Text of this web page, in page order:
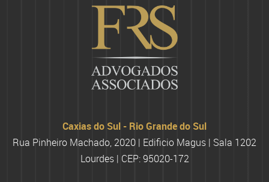
Caxias do Sul - Rio Grande do Sul
Rua Pinheiro Machado, 2020 | Edificio Magus | Sala 1202
Lourdes | CEP: 95020-172